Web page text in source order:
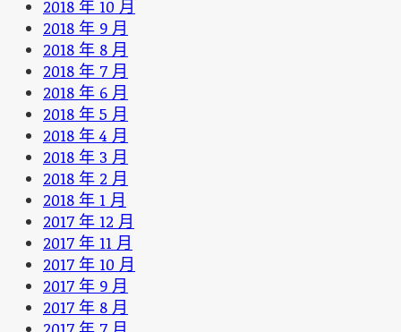
2018 年 10 月
2018 年 9 月
2018 年 8 月
2018 年 7 月
2018 年 6 月
2018 年 5 月
2018 年 4 月
2018 年 3 月
2018 年 2 月
2018 年 1 月
2017 年 12 月
2017 年 11 月
2017 年 10 月
2017 年 9 月
2017 年 8 月